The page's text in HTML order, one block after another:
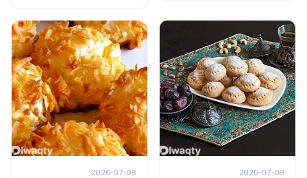
2026-07-08
2026-07-08